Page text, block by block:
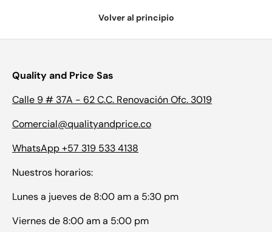
Volver al principio
Quality and Price Sas
Calle 9 # 37A - 62 C.C. Renovación Ofc. 3019
Comercial@qualityandprice.co
WhatsApp +57 319 533 4138
Nuestros horarios:
Lunes a jueves de 8:00 am a 5:30 pm
Viernes de 8:00 am a 5:00 pm